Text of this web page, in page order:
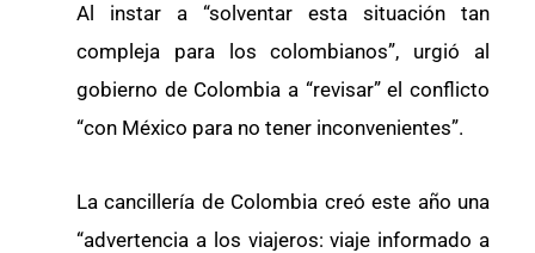
Al instar a “solventar esta situación tan
compleja para los colombianos”, urgió al
gobierno de Colombia a “revisar” el conflicto
“con México para no tener inconvenientes”.
La cancillería de Colombia creó este año una
“advertencia a los viajeros: viaje informado a